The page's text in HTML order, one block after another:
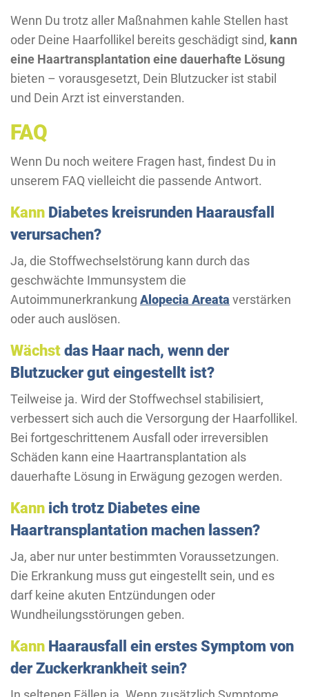
Wenn Du trotz aller Maßnahmen kahle Stellen hast
oder Deine Haarfollikel bereits geschädigt sind, kann
eine Haartransplantation eine dauerhafte Lösung
bieten – vorausgesetzt, Dein Blutzucker ist stabil
und Dein Arzt ist einverstanden.
FAQ
Wenn Du noch weitere Fragen hast, findest Du in
unserem FAQ vielleicht die passende Antwort.
Kann Diabetes kreisrunden Haarausfall
verursachen?
Ja, die Stoffwechselstörung kann durch das
geschwächte Immunsystem die
Autoimmunerkrankung Alopecia Areata verstärken
oder auch auslösen.
Wächst das Haar nach, wenn der
Blutzucker gut eingestellt ist?
Teilweise ja. Wird der Stoffwechsel stabilisiert,
verbessert sich auch die Versorgung der Haarfollikel.
Bei fortgeschrittenem Ausfall oder irreversiblen
Schäden kann eine Haartransplantation als
dauerhafte Lösung in Erwägung gezogen werden.
Kann ich trotz Diabetes eine
Haartransplantation machen lassen?
Ja, aber nur unter bestimmten Voraussetzungen.
Die Erkrankung muss gut eingestellt sein, und es
darf keine akuten Entzündungen oder
Wundheilungsstörungen geben.
Kann Haarausfall ein erstes Symptom von
der Zuckerkrankheit sein?